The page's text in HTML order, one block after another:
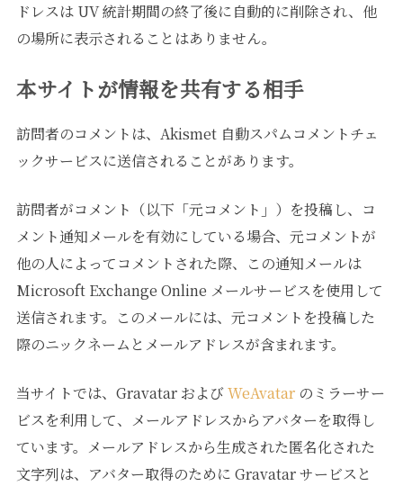
ドレスは UV 統計期間の終了後に自動的に削除され、他
の場所に表示されることはありません。
本サイトが情報を共有する相手
訪問者のコメントは、Akismet 自動スパムコメントチェ
ックサービスに送信されることがあります。
訪問者がコメント（以下「元コメント」）を投稿し、コ
メント通知メールを有効にしている場合、元コメントが
他の人によってコメントされた際、この通知メールは
Microsoft Exchange Online メールサービスを使用して
送信されます。このメールには、元コメントを投稿した
際のニックネームとメールアドレスが含まれます。
当サイトでは、Gravatar およびWeAvatarのミラーサー
ビスを利用して、メールアドレスからアバターを取得し
ています。メールアドレスから生成された匿名化された
文字列は、アバター取得のために Gravatar サービスと